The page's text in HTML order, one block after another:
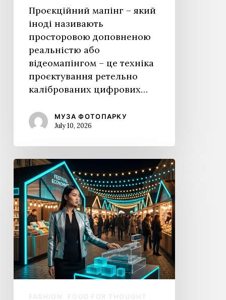
Проєкційний мапінг – який
іноді називають
просторовою доповненою
реальністю або
відеомапінгом – це техніка
проєктування ретельно
каліброваних цифрових…
МУЗА ФОТОПАРКУ
July 10, 2026
Фестивалі
світла:
економічний
підйом,
зростання
туризму
виклики
сталого
розвитку